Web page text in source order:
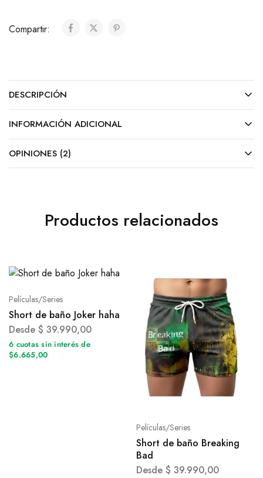
Compartir:
DESCRIPCIÓN
INFORMACIÓN ADICIONAL
OPINIONES (2)
Productos relacionados
Películas/Series
Short de baño Joker haha
Desde $ 39.990,00
6 cuotas sin interés de
$6.665,00
Películas/Series
Short de baño Breaking
Bad
Desde $ 39.990,00